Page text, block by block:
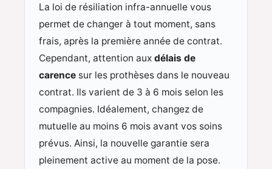
La loi de résiliation infra-annuelle vous
permet de changer à tout moment, sans
frais, après la première année de contrat.
Cependant, attention auxdélais de
carence sur les prothèses dans le nouveau
contrat. Ils varient de 3 à 6 mois selon les
compagnies. Idéalement, changez de
mutuelle au moins 6 mois avant vos soins
prévus. Ainsi, la nouvelle garantie sera
pleinement active au moment de la pose.